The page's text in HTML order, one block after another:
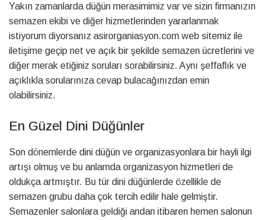
Yakın zamanlarda düğün merasimimiz var ve sizin firmanızın
semazen ekibi ve diğer hizmetlerinden yararlanmak
istiyorum diyorsanız asirorganiasyon.com web sitemiz ile
iletişime geçip net ve açık bir şekilde semazen ücretlerini ve
diğer merak etiğiniz soruları sorabilirsiniz. Aynı şeffaflık ve
açıklıkla sorularınıza cevap bulacağınızdan emin
olabilirsiniz.
En Güzel Dini Düğünler
Son dönemlerde dini düğün ve organizasyonlara bir hayli ilgi
artışı olmuş ve bu anlamda organizasyon hizmetleri de
oldukça artmıştır. Bu tür dini düğünlerde özellikle de
semazen grubu daha çok tercih edilir hale gelmiştir.
Semazenler salonlara geldiği andan itibaren hemen salonun